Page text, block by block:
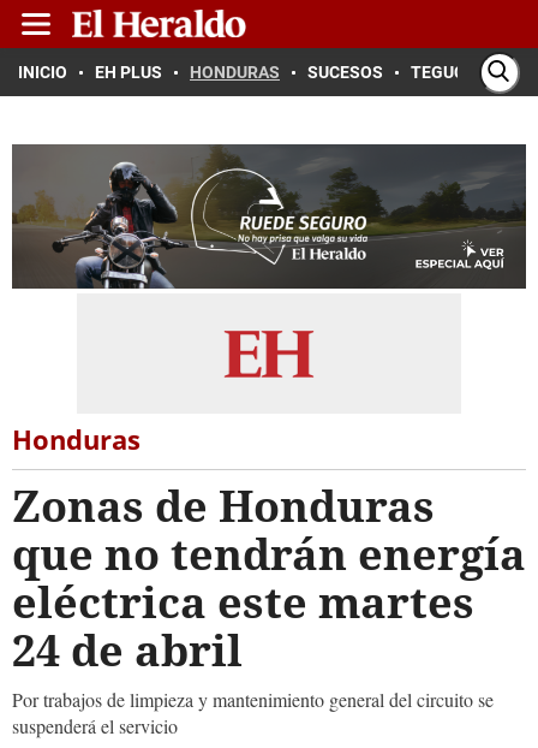
INICIO EH PLUS HONDURAS SUCESOS TEGUCIGALPA
Honduras
Zonas de Honduras
que no tendrán energía
eléctrica este martes
24 de abril
Por trabajos de limpieza y mantenimiento general del circuito se
suspenderá el servicio